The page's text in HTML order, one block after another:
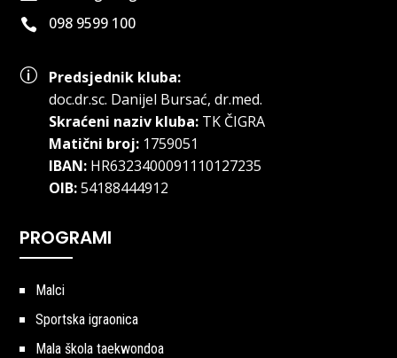
 098 9599 100
p
Predsjednik kluba:
doc.dr.sc. Danijel Bursać, dr.med.
Skraćeni naziv kluba:TK ČIGRA
Matični broj:1759051
IBAN:HR6323400091110127235
OIB:54188444912
PROGRAMI
Malci
Sportska igraonica
Mala škola taekwondoa